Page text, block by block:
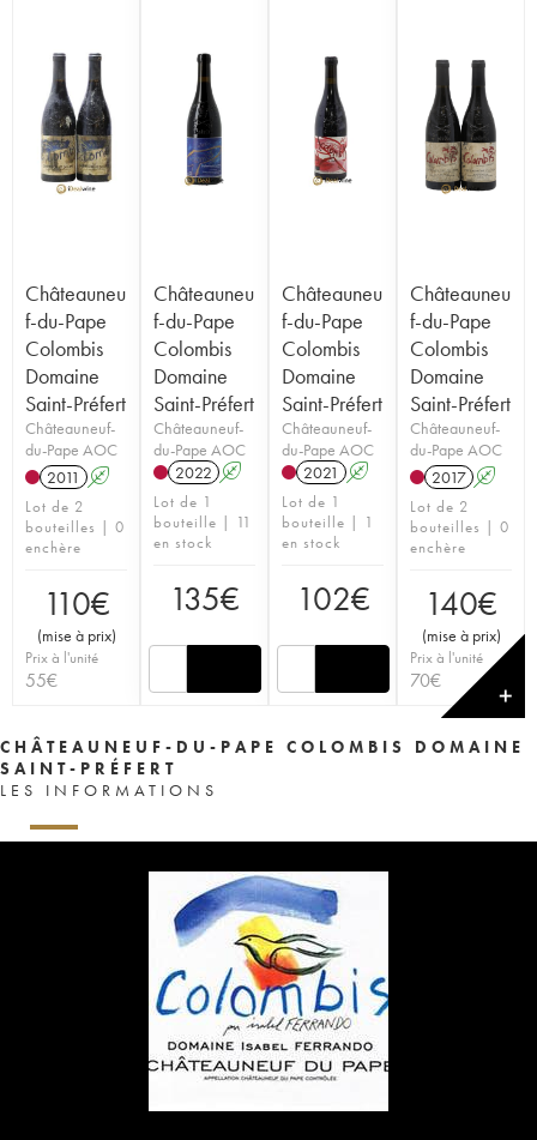
Châteauneu
f-du-Pape
Colombis
Domaine
Saint-Préfert
Châteauneuf-
du-Pape AOC
2011
A
Lot de 2
bouteilles | 0
enchère
110€
(mise à prix)
Prix à l'unité
55€
Châteauneu
f-du-Pape
Colombis
Domaine
Saint-Préfert
Châteauneuf-
du-Pape AOC
2022 A
Lot de 1
bouteille | 11
en stock
135€
Châteauneu
f-du-Pape
Colombis
Domaine
Saint-Préfert
Châteauneuf-
du-Pape AOC
2021
A
Lot de 1
bouteille | 1
en stock
102€
Châteauneu
f-du-Pape
Colombis
Domaine
Saint-Préfert
Châteauneuf-
du-Pape AOC
2017 A
Lot de 2
bouteilles | 0
enchère
140€
(mise à prix)
Prix à l'unité
70€
✕
CHÂTEAUNEUF-DU-PAPE COLOMBIS DOMAINE
SAINT-PRÉFERT
LES INFORMATIONS